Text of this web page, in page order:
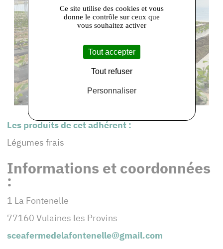
Les produits de cet adhérent :
Légumes frais
Informations et coordonnées
:
1 La Fontenelle
77160 Vulaines les Provins
sceafermedelafontenelle@gmail.com
Ce site utilise des cookies et vous
donne le contrôle sur ceux que
vous souhaitez activer
Tout accepter
Tout refuser
Personnaliser